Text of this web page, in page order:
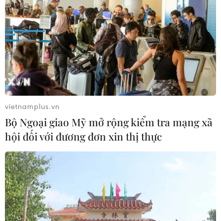
Sơn La hỗ trợ người dân di dời khỏi
nơi nguy hiểm do mưa lũ
06/08/2026 02:50
Thời tiết ngày 6/8: Bão số 3 đã di
chuyển ra ngoài Biển Đông
05/08/2026 23:15
Chủ động ứng phó với biến đổi khí
hậu trong thời kỳ mới
05/08/2026 14:57
vietnamplus.vn
Bộ Ngoại giao Mỹ mở rộng kiểm tra mạng xã
hội đối với đương đơn xin thị thực